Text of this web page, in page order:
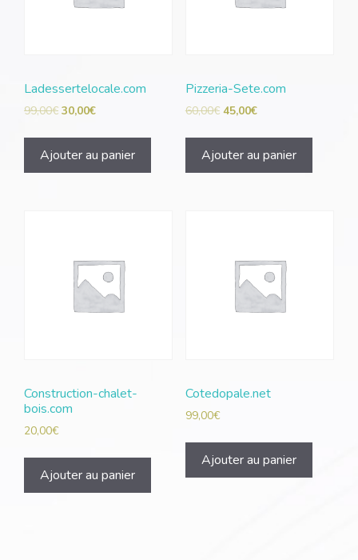
Ladessertelocale.com
99,00€ 30,00€
Ajouter au panier
Pizzeria-Sete.com
60,00€ 45,00€
Ajouter au panier
Construction-chalet-
bois.com
20,00€
Ajouter au panier
Cotedopale.net
99,00€
Ajouter au panier